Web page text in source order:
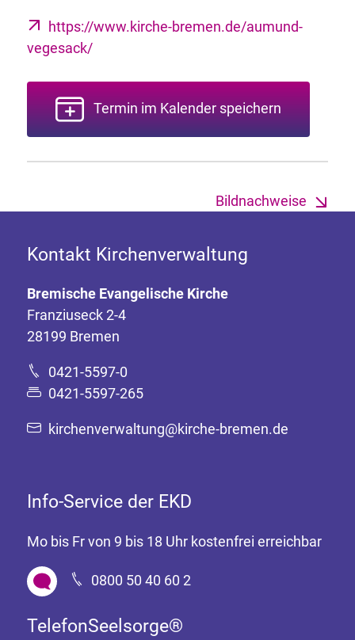
https://www.kirche-bremen.de/aumund-
vegesack/
Termin im Kalender speichern
Bildnachweise
Kontakt Kirchenverwaltung
Bremische Evangelische Kirche
Franziuseck 2-4
28199 Bremen
0421-5597-0
0421-5597-265
kirchenverwaltung@kirche-bremen.de
Info-Service der EKD
Mo bis Fr von 9 bis 18 Uhr kostenfrei erreichbar
0800 50 40 60 2
TelefonSeelsorge®